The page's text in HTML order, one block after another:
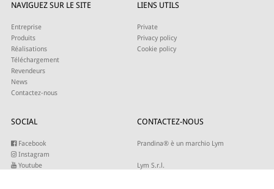
NAVIGUEZ SUR LE SITE
Entreprise
Produits
Réalisations
Téléchargement
Revendeurs
News
Contactez-nous
LIENS UTILS
Private
Privacy policy
Cookie policy
SOCIAL
Facebook
Instagram
Youtube
CONTACTEZ-NOUS
Prandina® è un marchio Lym
Lym S.r.l.